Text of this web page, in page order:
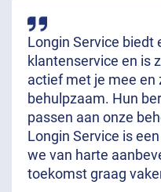
Longin Service biedt
klantenservice en is
actief met je mee en
behulpzaam. Hun
passen aan onze
Longin Service is
we van harte
toekomst graag